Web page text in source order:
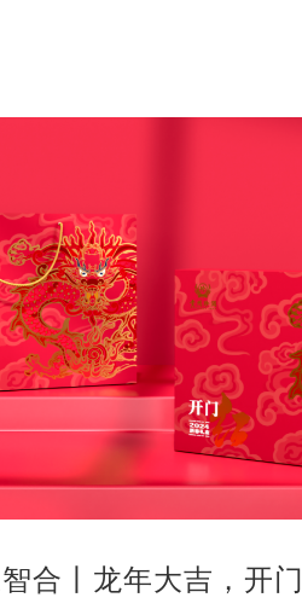
合丨龙年大吉，开